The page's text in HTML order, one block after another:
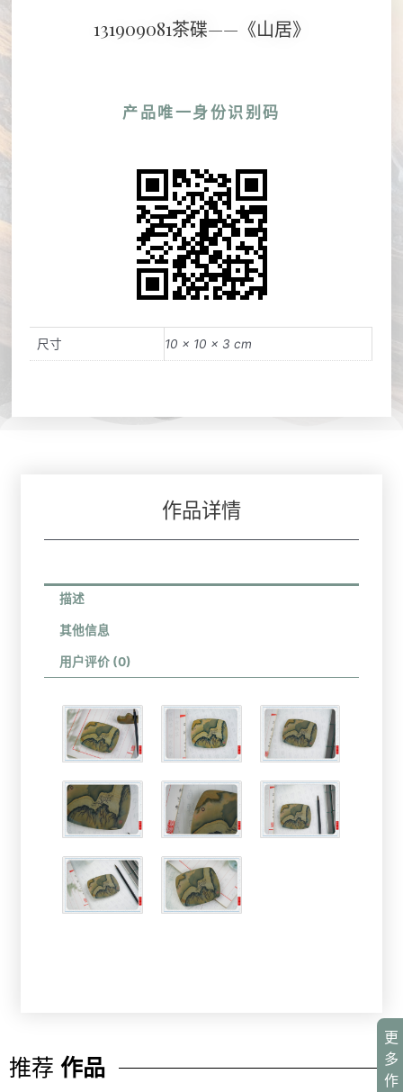
131909081茶碟——《山居》
产品唯一身份识别码
尺寸 10 × 10 × 3 cm
更
多
作
作品详情
描述
其他信息
用户评价 (0)
推荐 作品